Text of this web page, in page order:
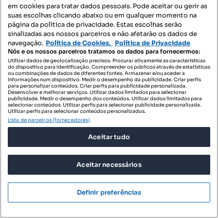
Terrenos para comprar - Gandra e Taião
Terrenos para comprar - Ganfei
Terrenos para comprar - Gondomil e Sanfins
Terrenos para comprar - São Pedro da Torre
Terrenos para comprar - Valença, Cristelo Covo e Arão
Terrenos para comprar - Verdoejo
Imóveis para comprar - São Julião e Silva
Apartamentos para comprar - São Julião e Silva
T0 para comprar - São Julião e Silva
Espaços comerciais para comprar - São Julião e Silva
em cookies para tratar dados pessoais. Pode aceitar ou gerir as
suas escolhas clicando abaixo ou em qualquer momento na
página da política de privacidade. Estas escolhas serão
sinalizadas aos nossos parceiros e não afetarão os dados de
navegação. Política de Cookies, Política de Privacidade
Nós e os nossos parceiros tratamos os dados para fornecermos:
Utilizar dados de geolocalização precisos. Procurar ativamente as características
do dispositivo para identificação. Compreender os públicos através de estatísticas
ou combinações de dados de diferentes fontes. Armazenar e/ou aceder a
informações num dispositivo. Medir o desempenho da publicidade. Criar perfis
para personalizar conteúdos. Criar perfis para publicidade personalizada.
Desenvolver e melhorar serviços. Utilizar dados limitados para selecionar
publicidade. Medir o desempenho dos conteúdos. Utilizar dados limitados para
selecionar conteúdos. Utilizar perfis para selecionar publicidade personalizada.
Utilizar perfis para selecionar conteúdos personalizados.
Lista de parceiros (fornecedores)
Aceitar tudo
Aceitar necessários
Definir preferências